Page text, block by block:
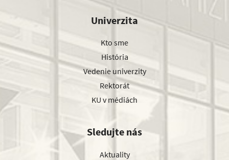
Univerzita
Kto sme
História
Vedenie univerzity
Rektorát
KU v médiách
Sledujte nás
Aktuality